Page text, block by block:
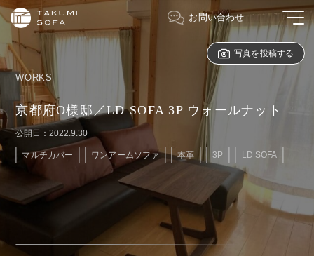
お問い合わせ
WORKS
京都府O様邸／LD SOFA 3P ウォールナット
公開日：2022.9.30
マルチカバー ワンアームソファ 本革 3P LD SOFA
写真を投稿する